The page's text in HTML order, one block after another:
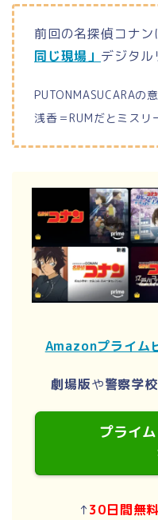
前回の名探偵コナン
同じ現場」 デジタル
PUTONMASUCARAの
浅香＝RUMだとミスリ
Amazonプライム
劇場版や警察学
プライ
↑30日間無料